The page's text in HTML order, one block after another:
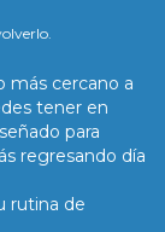
más cercano a
tener en
para
regresando día
rutina de